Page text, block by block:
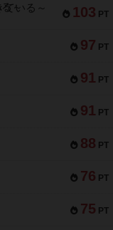
103 PT
いる～
97 PT
91 PT
91 PT
88 PT
76 PT
75 PT